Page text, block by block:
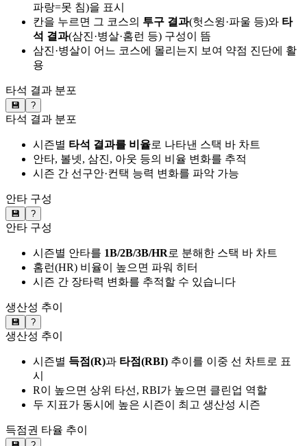
파랑=못 침)을 표시
칸을 누르면 그 코스의 투구 결과(헛스윙·파울 등)와 타
석 결과(삼진·병살·홈런 등) 구성이 뜸
삼진·병살이 어느 코스에 몰리는지 보여 약점 진단에 활
용
타석 결과 분포
💾 ?
타석 결과 분포
시즌별 타석 결과를 비율로 나타낸 스택 바 차트
안타, 볼넷, 삼진, 아웃 등의 비율 변화를 추적
시즌 간 선구안·컨택 능력 변화를 파악 가능
안타 구성
💾 ?
안타 구성
시즌별 안타를 1B/2B/3B/HR로 분해한 스택 바 차트
홈런(HR) 비율이 높으면 파워 히터
시즌 간 장타력 변화를 추적할 수 있습니다
생산성 추이
💾 ?
생산성 추이
시즌별 득점(R)과 타점(RBI) 추이를 이중 선 차트로 표
시
R이 높으면 상위 타선, RBI가 높으면 클린업 역할
두 지표가 동시에 높은 시즌이 최고 생산성 시즌
득점권 타율 추이